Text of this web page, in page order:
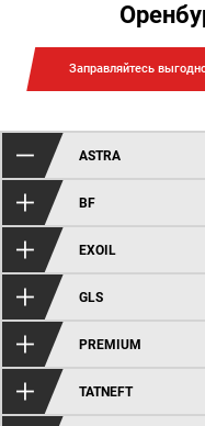
Заправляйтесь
ASTRA
BF
EXOIL
GLS
PREMIUM
TATNEFT